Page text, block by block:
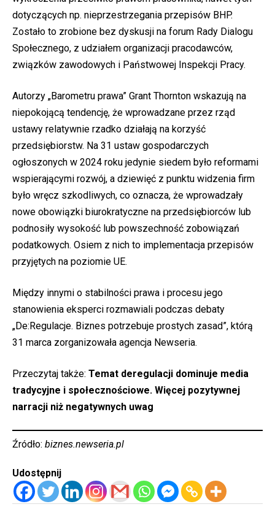
dotyczących np. nieprzestrzegania przepisów BHP.
Zostało to zrobione bez dyskusji na forum Rady Dialogu
Społecznego, z udziałem organizacji pracodawców,
związków zawodowych i Państwowej Inspekcji Pracy.
Autorzy „Barometru prawa” Grant Thornton wskazują na
niepokojącą tendencję, że wprowadzane przez rząd
ustawy relatywnie rzadko działają na korzyść
przedsiębiorstw. Na 31 ustaw gospodarczych
ogłoszonych w 2024 roku jedynie siedem było reformami
wspierającymi rozwój, a dziewięć z punktu widzenia firm
było wręcz szkodliwych, co oznacza, że wprowadzały
nowe obowiązki biurokratyczne na przedsiębiorców lub
podnosiły wysokość lub powszechność zobowiązań
podatkowych. Osiem z nich to implementacja przepisów
przyjętych na poziomie UE.
Między innymi o stabilności prawa i procesu jego
stanowienia eksperci rozmawiali podczas debaty
„De:Regulacje. Biznes potrzebuje prostych zasad”, którą
31 marca zorganizowała agencja Newseria.
Przeczytaj także: Temat deregulacji dominuje media
tradycyjne i społecznościowe. Więcej pozytywnej
narracji niż negatywnych uwag
Źródło: biznes.newseria.pl
Udostępnij